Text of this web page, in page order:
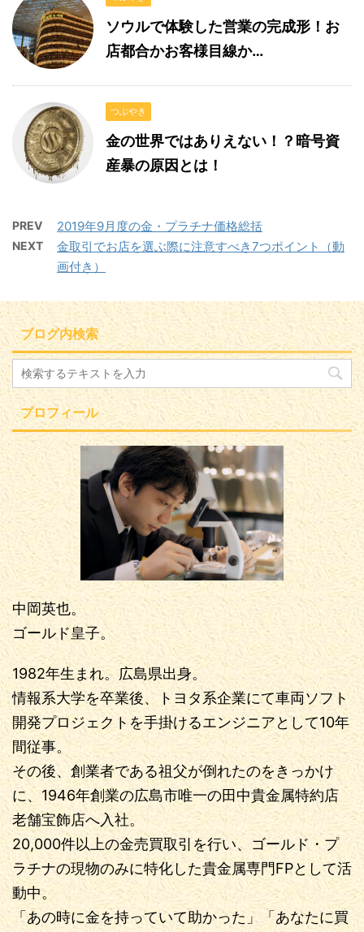
ソウルで体験した営業の完成形！お
店都合かお客様目線か…
つぶやき
金の世界ではありえない！？暗号資
産暴の原因とは！
PREV 2019年9月度の金・プラチナ価格総括
NEXT
金取引でお店を選ぶ際に注意すべき7つポイント（動
画付き）
ブログ内検索
プロフィール
中岡英也。
ゴールド皇子。
1982年生まれ。広島県出身。
情報系大学を卒業後、トヨタ系企業にて車両ソフト
開発プロジェクトを手掛けるエンジニアとして10年
間従事。
その後、創業者である祖父が倒れたのをきっかけ
に、1946年創業の広島市唯一の田中貴金属特約店
老舗宝飾店へ入社。
20,000件以上の金売買取引を行い、ゴールド・プ
ラチナの現物のみに特化した貴金属専門FPとして活
動中。
「あの時に金を持っていて助かった」「あなたに買